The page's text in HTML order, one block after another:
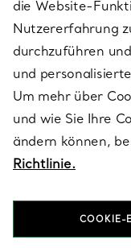
ÜBER TIFFANY & CO.
RECHTLICHE
FOLGEN SIE UNS
die Website-
Nutzererfahrung
durchzuführen
und
Um mehr über
und wie Sie Ihre
ändern können,
Richtlinie.
COOKIE-